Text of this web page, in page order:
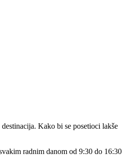
Kako bi se posetioci lakše
radnim danom od 9:30 do 16:30